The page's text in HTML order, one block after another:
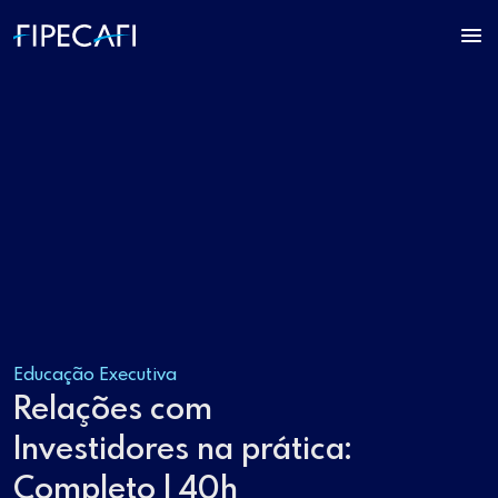
Educação Executiva
Relações com
Investidores na prática:
Completo | 40h